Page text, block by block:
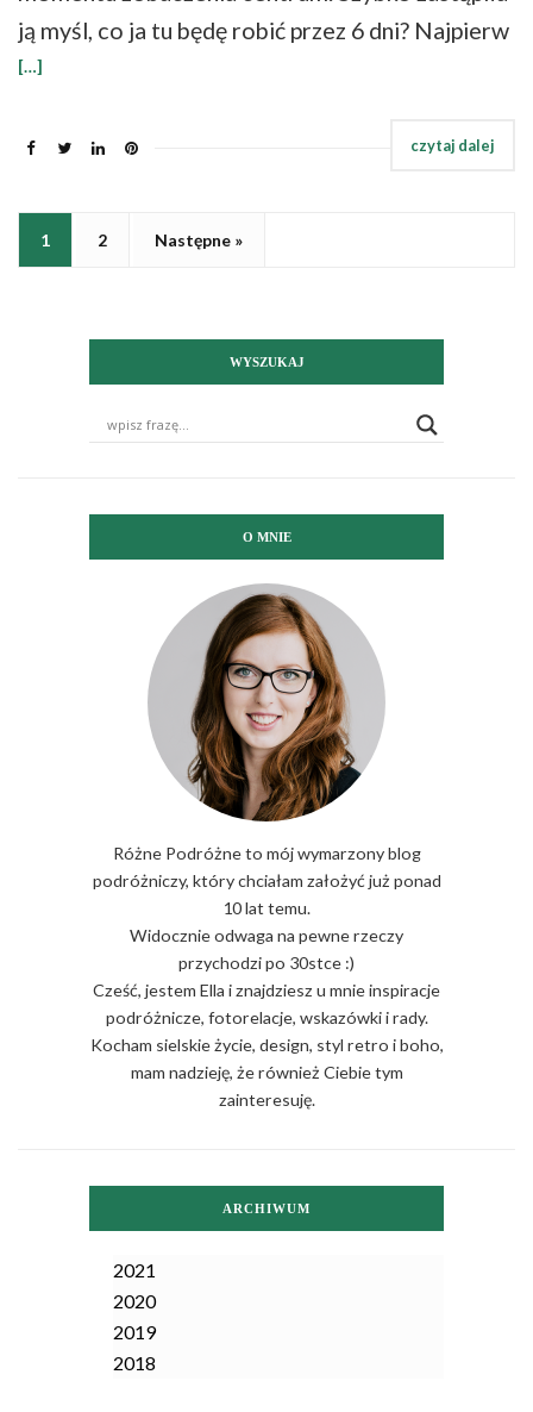
ją myśl, co ja tu będę robić przez 6 dni? Najpierw
[…]
1 2 Następne »
WYSZUKAJ
O MNIE
Różne Podróżne to mój wymarzony blog
podróżniczy, który chciałam założyć już ponad
10 lat temu.
Widocznie odwaga na pewne rzeczy
przychodzi po 30stce :)
Cześć, jestem Ella i znajdziesz u mnie inspiracje
podróżnicze, fotorelacje, wskazówki i rady.
Kocham sielskie życie, design, styl retro i boho,
mam nadzieję, że również Ciebie tym
zainteresuję.
ARCHIWUM
2021
2020
2019
2018